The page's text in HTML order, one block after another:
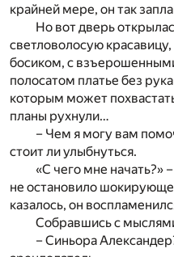
крайней мере, он так
Но вот дверь
светловолосую
босиком, с
полосатом платье без
которым может
планы рухнули…
– Чем я могу вам
стоит ли улыбнуться.
«С чего мне начать?»
не остановило
казалось, он
Собравшись с
– Синьора